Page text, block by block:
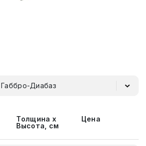
Габбро-Диабаз
Толщина х
Высота, см
Цена